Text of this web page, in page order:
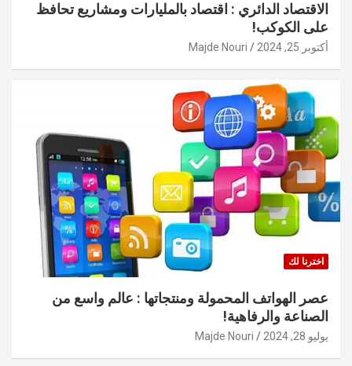
الاقتصاد الدائري : اقتصاد بالمليارات ومشاريع تحافظ
على الكوكب!
أكتوبر 25, 2024 Majde Nouri
اخترنا لك
عصر الهواتف المحمولة ومنتجاتها : عالم واسع من
الصناعة والرفاهية!
يوليو 28, 2024 Majde Nouri